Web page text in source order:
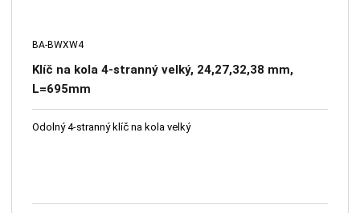
BA-BWXW4
Klíč na kola 4-stranný velký, 24,27,32,38 mm,
L=695mm
Odolný 4-stranný klíč na kola velký